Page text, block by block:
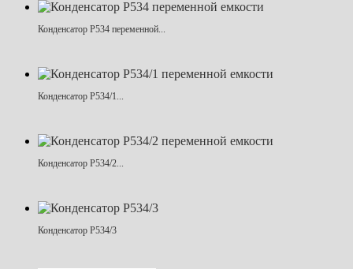
Конденсатор Р534 переменной...
Конденсатор Р534/1...
Конденсатор Р534/2...
Конденсатор Р534/3